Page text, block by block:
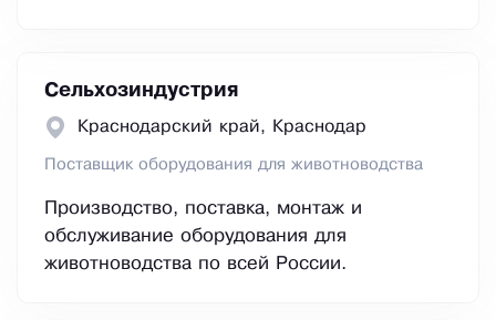
Сельхозиндустрия
Краснодарский край, Краснодар
Поставщик оборудования для животноводства
Производство, поставка, монтаж и
обслуживание оборудования для
животноводства по всей России.